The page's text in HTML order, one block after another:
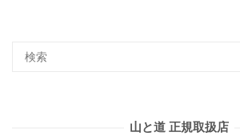
山と道 正規取扱店